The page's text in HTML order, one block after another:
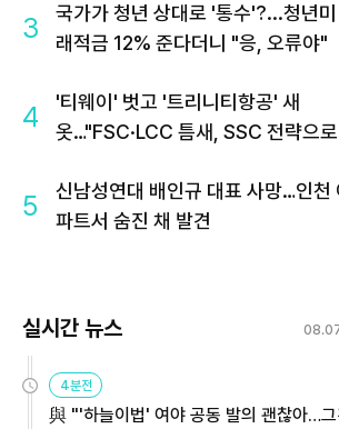
3
국가가 청년 상대로 '통수'?...청년미
래적금 12% 준다더니 "응, 오류야"
4
'티웨이' 벗고 '트리니티항공' 새
옷…"FSC·LCC 틈새, SSC 전략으로
5
신남성연대 배인규 대표 사망…인천
파트서 숨진 채 발견
실시간 뉴스
4분전
與 "'하늘이법' 여야 공동 발의 괜찮아…